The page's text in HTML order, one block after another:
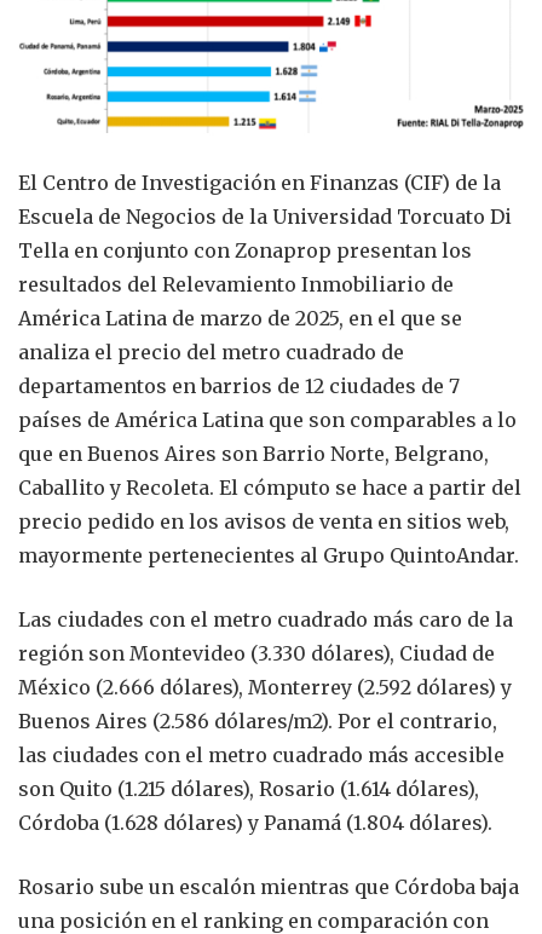
El Centro de Investigación en Finanzas (CIF) de la
Escuela de Negocios de la Universidad Torcuato Di
Tella en conjunto con Zonaprop presentan los
resultados del Relevamiento Inmobiliario de
América Latina de marzo de 2025, en el que se
analiza el precio del metro cuadrado de
departamentos en barrios de 12 ciudades de 7
países de América Latina que son comparables a lo
que en Buenos Aires son Barrio Norte, Belgrano,
Caballito y Recoleta. El cómputo se hace a partir del
precio pedido en los avisos de venta en sitios web,
mayormente pertenecientes al Grupo QuintoAndar.
Las ciudades con el metro cuadrado más caro de la
región son Montevideo (3.330 dólares), Ciudad de
México (2.666 dólares), Monterrey (2.592 dólares) y
Buenos Aires (2.586 dólares/m2). Por el contrario,
las ciudades con el metro cuadrado más accesible
son Quito (1.215 dólares), Rosario (1.614 dólares),
Córdoba (1.628 dólares) y Panamá (1.804 dólares).
Rosario sube un escalón mientras que Córdoba baja
una posición en el ranking en comparación con